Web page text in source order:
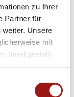
zu Ihrer
Partner für
weiter. Unsere
mit
bereitgestellt
Sie Ihr
Ästhetik
für
Wert auf
wird Ihre